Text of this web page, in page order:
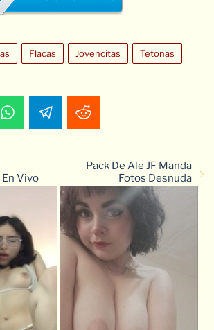
Flacas Jovencitas Tetonas
Vivo
Pack De Ale JF Manda
Fotos Desnuda